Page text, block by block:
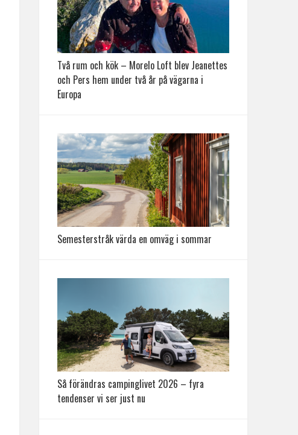
Två rum och kök – Morelo Loft blev Jeanettes
och Pers hem under två år på vägarna i
Europa
Semesterstråk värda en omväg i sommar
Så förändras campinglivet 2026 – fyra
tendenser vi ser just nu